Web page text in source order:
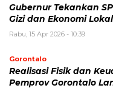
Gubernur Tekankan
Gizi dan Ekonomi Lokal
Rabu, 15 Apr 2026 - 10:39
Gorontalo
Realisasi Fisik dan
Pemprov Gorontalo